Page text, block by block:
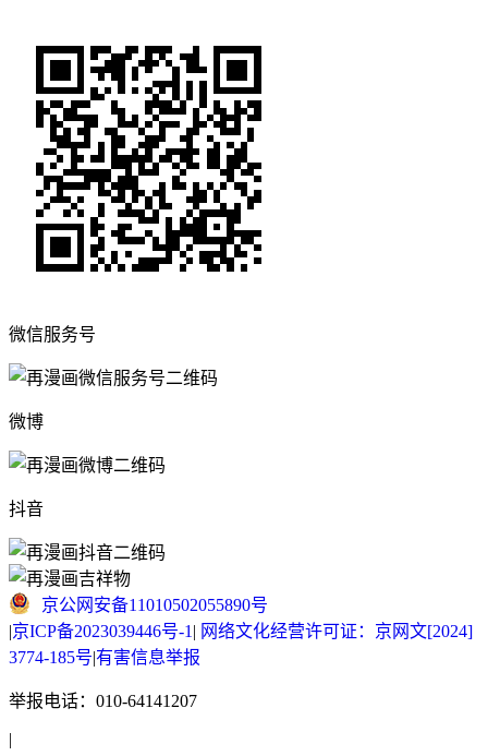
微信服务号
微博
抖音
京公网安备11010502055890号
|京ICP备2023039446号-1 | 网络文化经营许可证：京网文[2024]
3774-185号|有害信息举报
举报电话：010-64141207
|